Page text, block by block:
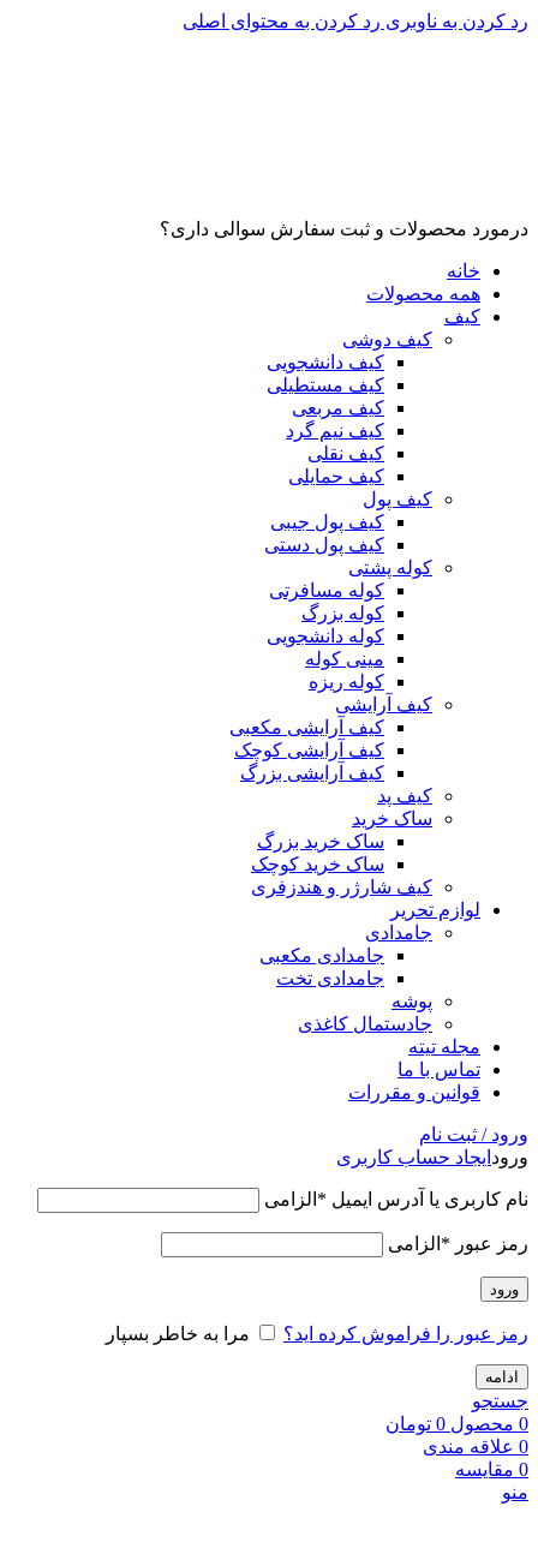
رد کردن به ناوبری رد کردن به محتوای اصلی
درمورد محصولات و ثبت سفارش سوالی داری؟
خانه
همه محصولات
کیف
کیف دوشی
کیف دانشجویی
کیف مستطیلی
کیف مربعی
کیف نیم گرد
کیف نقلی
کیف حمایلی
کیف پول
کیف پول جیبی
کیف پول دستی
کوله پشتی
کوله مسافرتی
کوله بزرگ
کوله دانشجویی
مینی کوله
کوله ریزه
کیف آرایشی
کیف آرایشی مکعبی
کیف آرایشی کوچک
کیف آرایشی بزرگ
کیف پد
ساک خرید
ساک خرید بزرگ
ساک خرید کوچک
کیف شارژر و هندزفری
لوازم تحریر
جامدادی
جامدادی مکعبی
جامدادی تخت
پوشه
جادستمال کاغذی
مجله تیته
تماس با ما
قوانین و مقررات
ورود / ثبت نام
ورود ایجاد حساب کاربری
نام کاربری یا آدرس ایمیل * الزامی
رمز عبور * الزامی
ورود
رمز عبور را فراموش کرده اید؟ مرا به خاطر بسپار
ادامه
جستجو
0 محصول 0 تومان
0 علاقه مندی
0 مقایسه
منو